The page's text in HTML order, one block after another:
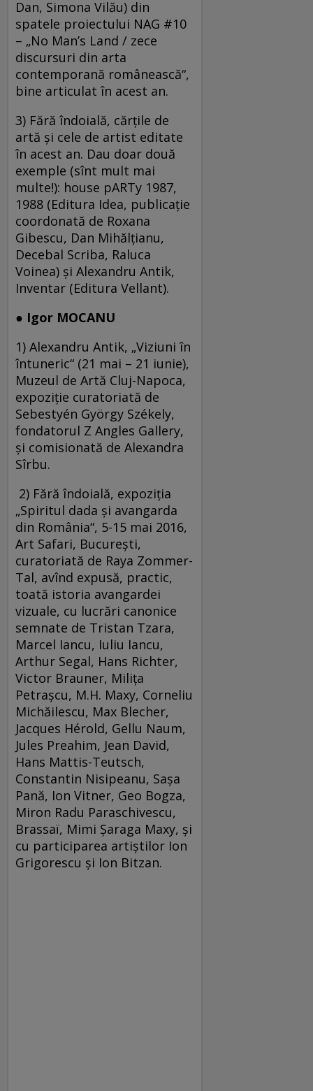
Dan, Simona Vilău) din
spatele proiectului NAG #10
– „No Man’s Land / zece
discursuri din arta
contemporană românească“,
bine articulat în acest an.
3) Fără îndoială, cărţile de
artă şi cele de artist editate
în acest an. Dau doar două
exemple (sînt mult mai
multe!): house pARTy 1987,
1988 (Editura Idea, publicaţie
coordonată de Roxana
Gibescu, Dan Mihălţianu,
Decebal Scriba, Raluca
Voinea) şi Alexandru Antik,
Inventar (Editura Vellant).
● Igor MOCANU
1) Alexandru Antik, „Viziuni în
întuneric“ (21 mai – 21 iunie),
Muzeul de Artă Cluj-Napoca,
expoziție curatoriată de
Sebestyén György Székely,
fondatorul Z Angles Gallery,
și comisionată de Alexandra
Sîrbu.
2) Fără îndoială, expoziția
„Spiritul dada și avangarda
din România“, 5-15 mai 2016,
Art Safari, București,
curatoriată de Raya Zommer-
Tal, avînd expusă, practic,
toată istoria avangardei
vizuale, cu lucrări canonice
semnate de Tristan Tzara,
Marcel Iancu, Iuliu Iancu,
Arthur Segal, Hans Richter,
Victor Brauner, Milița
Petrașcu, M.H. Maxy, Corneliu
Michăilescu, Max Blecher,
Jacques Hérold, Gellu Naum,
Jules Preahim, Jean David,
Hans Mattis-Teutsch,
Constantin Nisipeanu, Sașa
Pană, Ion Vitner, Geo Bogza,
Miron Radu Paraschivescu,
Brassaï, Mimi Șaraga Maxy, și
cu participarea artiștilor Ion
Grigorescu și Ion Bitzan.